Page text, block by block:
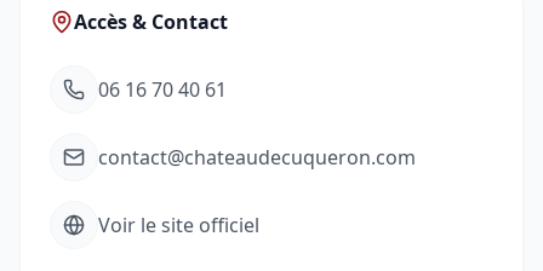
Accès & Contact
06 16 70 40 61
contact@chateaudecuqueron.com
Voir le site officiel